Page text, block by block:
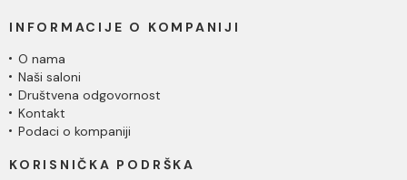
INFORMACIJE O KOMPANIJI
O nama
Naši saloni
Društvena odgovornost
Kontakt
Podaci o kompaniji
KORISNIČKA PODRŠKA